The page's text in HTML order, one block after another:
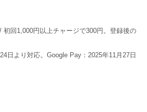
回1,000円以上チャージで300円。登録後の
日より対応。Google Pay：2025年11月27日